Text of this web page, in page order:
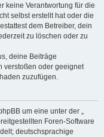
keine Verantwortung für die
selbst erstellt hat oder die
dem Betreiber, dein
zu löschen oder zu
deine Beiträge
verstoßen oder geeignet
zuzufügen.
um eine unter der „
Foren-Software
deutschsprachige